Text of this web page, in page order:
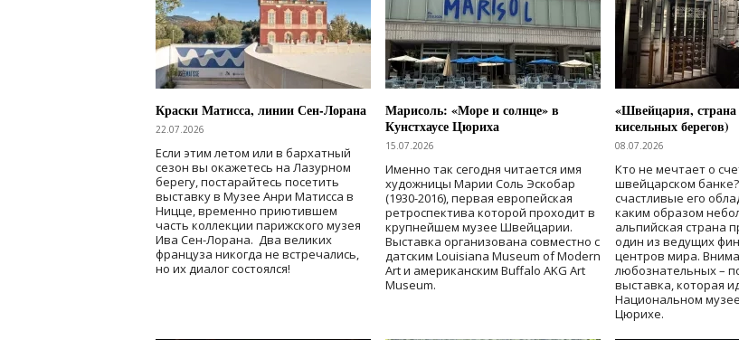
Краски Матисса, линии Сен-Лорана
22.07.2026
Если этим летом или в бархатный
сезон вы окажетесь на Лазурном
берегу, постарайтесь посетить
выставку в Музее Анри Матисса в
Ницце, временно приютившем
часть коллекции парижского музея
Ива Сен-Лорана. Два великих
француза никогда не встречались,
но их диалог состоялся!
Марисоль: «Море и солнце» в
Кунстхаусе Цюриха
15.07.2026
Именно так сегодня читается имя
художницы Марии Соль Эскобар
(1930-2016), первая европейская
ретроспектива которой проходит в
крупнейшем музее Швейцарии.
Выставка организована совместно с
датским Louisiana Museum of Modern
Art и американским Buffalo AKG Art
Museum.
«Швейцария,
кисельных берегов)
08.07.2026
Кто не мечтает о
швейцарском
счастливые его
каким образом
альпийская страна
один из ведущих
центров мира.
любознательных –
выставка, которая
Национальном
Цюрихе.